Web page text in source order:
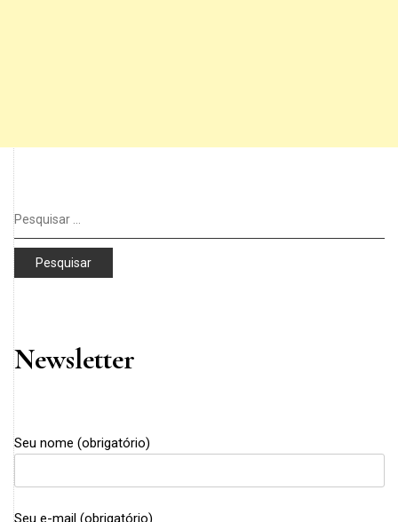
Pesquisar
por:
Newsletter
Seu nome (obrigatório)
Seu e-mail (obrigatório)